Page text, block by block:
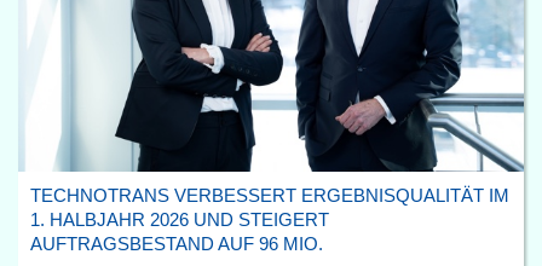
TECHNOTRANS VERBESSERT ERGEBNISQUALITÄT IM
1. HALBJAHR 2026 UND STEIGERT
AUFTRAGSBESTAND AUF 96 MIO.